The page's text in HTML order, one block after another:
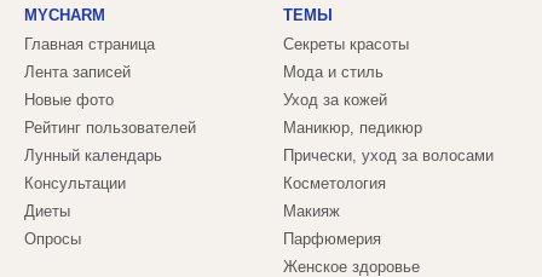
MYCHARM
Главная страница
Лента записей
Новые фото
Рейтинг пользователей
Лунный календарь
Консультации
Диеты
Опросы
ТЕМЫ
Секреты красоты
Мода и стиль
Уход за кожей
Маникюр, педикюр
Прически, уход за волосами
Косметология
Макияж
Парфюмерия
Женское здоровье